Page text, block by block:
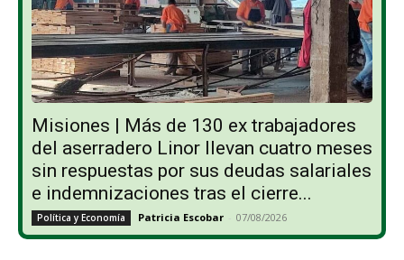
Misiones | Más de 130 ex trabajadores
del aserradero Linor llevan cuatro meses
sin respuestas por sus deudas salariales
e indemnizaciones tras el cierre...
Política y Economía Patricia Escobar - 07/08/2026